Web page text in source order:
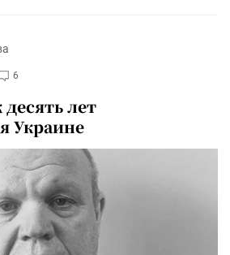
6
лет
Украине